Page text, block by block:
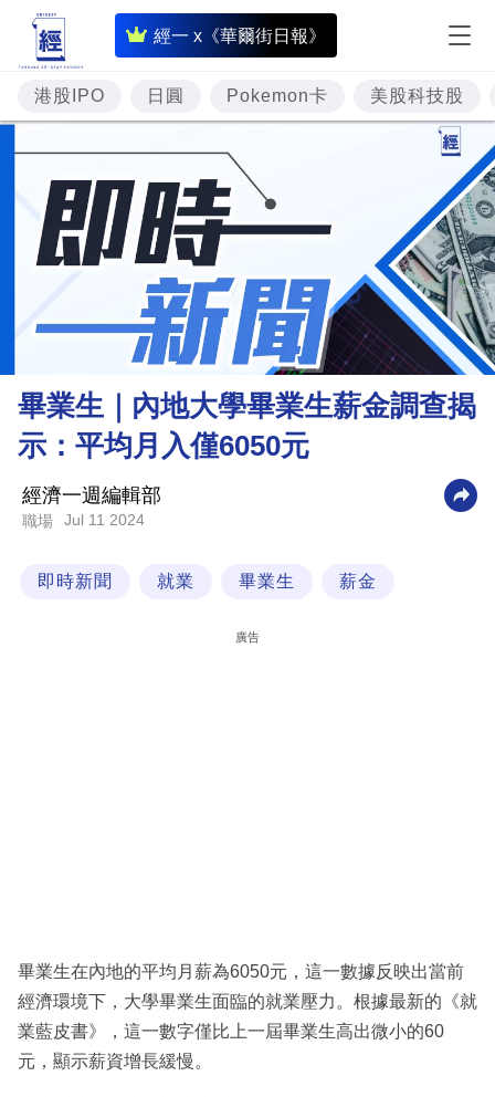
經一 x《華爾街日報》
即
時
財
經
專
題
投
資
樓
市
財
商
業
科
區
港股IPO 日圓 Pokemon卡 美股科技股
畢業生｜內地大學畢業生薪金調查揭
示：平均月入僅6050元
經濟一週編輯部
職場 Jul 11 2024
即時新聞 就業 畢業生 薪金
廣告
畢業生在內地的平均月薪為6050元，這一數據反映出當前
經濟環境下，大學畢業生面臨的就業壓力。根據最新的《就
業藍皮書》，這一數字僅比上一屆畢業生高出微小的60
元，顯示薪資增長緩慢。